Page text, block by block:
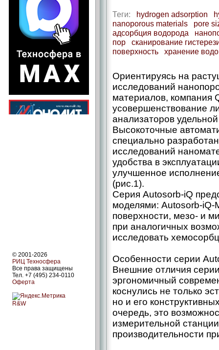
© 2001-2026
РИЦ Техносфера
Все права защищены
Тел. +7 (495) 234-0110
Оферта
R&W
Теги: hydrogen adsorption
nanoporous materials
pore
адсорбция водорода
пор
сканирование
поверхность
хранение
Ориентируясь на
исследований
материалов, компания
усовершенствование
анализаторов
Высокоточные
специально
исследований
удобства в
улучшенное
(рис.1).
Серия Autosorb-iQ
моделями: Autosorb-iQ-
поверхности, мезо- и
при аналогичных
исследовать
Особенности серии
Внешние отличия
эргономичный
коснулись не только
но и его
очередь, это
измерительной
производительности